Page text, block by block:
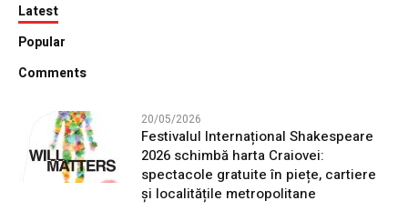
Latest
Popular
Comments
20/05/2026
Festivalul Internațional Shakespeare
2026 schimbă harta Craiovei:
spectacole gratuite în piețe, cartiere
și localitățile metropolitane